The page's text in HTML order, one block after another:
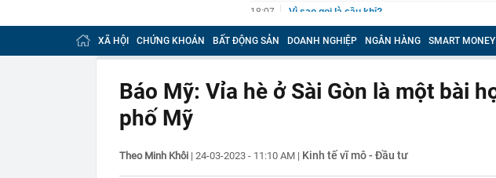
18:07
Vì sao gọi là cầu khỉ?
18:04
Tuần tới, một ngân hàng sẽ chốt quyền nhận
còn được mua thêm cổ phiếu giá rẻ
17:57
Vì sao lãi suất cuối năm dự báo khó giảm?
Đây là lý do
17:33
Mỹ nhân Vbiz đầu tiên được làm phim tài liệu
XÃ HỘI CHỨNG KHOÁN BẤT ĐỘNG SẢN DOANH NGHIỆP NGÂN HÀNG SMART MONEY
Báo Mỹ: Vỉa hè ở Sài Gòn là một bài
phố Mỹ
Theo Minh Khôi | 24-03-2023 - 11:10 AM | Kinh tế vĩ mô - Đầu tư